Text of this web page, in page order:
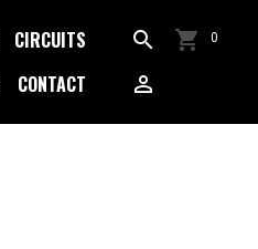
CIRCUITS
CONTACT
0